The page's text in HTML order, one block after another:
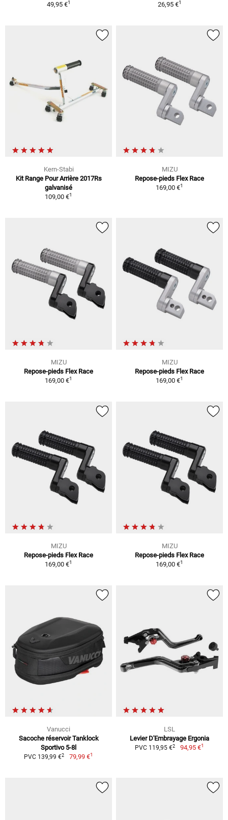
49,95 €1 26,95 €1
Kern-Stabi
Kit Range Pour Arrière 2017Rs
galvanisé
109,00 €1
MIZU
Repose-pieds Flex Race
169,00 €1
MIZU
Repose-pieds Flex Race
169,00 €1
MIZU
Repose-pieds Flex Race
169,00 €1
MIZU
Repose-pieds Flex Race
169,00 €1
MIZU
Repose-pieds Flex Race
169,00 €1
Vanucci
Sacoche réservoir Tanklock
Sportivo 5-8l
PVC 139,99 €2 79,99 €1
LSL
Levier D'Embrayage Ergonia
PVC 119,95 €2 94,95 €1